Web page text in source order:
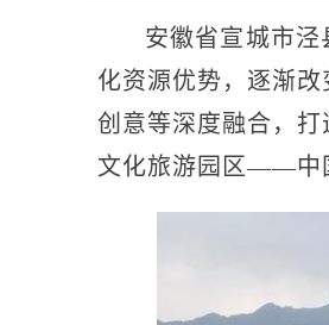
安徽省宣城市泾
化资源优势，逐渐
创意等深度融合，
文化旅游园区——中